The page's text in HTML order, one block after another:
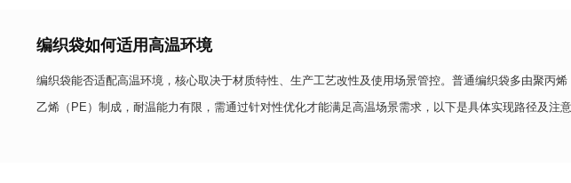
编织袋如何适用高温环境
编织袋能否适配高温环境，核心取决于材质特性、生产工艺改性及使用场景管控。普通编织袋多由聚丙烯
乙烯（PE）制成，耐温能力有限，需通过针对性优化才能满足高温场景需求，以下是具体实现路径及注意